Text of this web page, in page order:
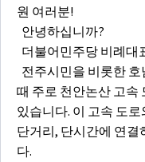
원 여러분!
안녕하십니까?
더불어민주당 비례대
전주시민을 비롯한
때 주로 천안논산 고속
있습니다. 이 고속 도
단거리, 단시간에 연결
다.